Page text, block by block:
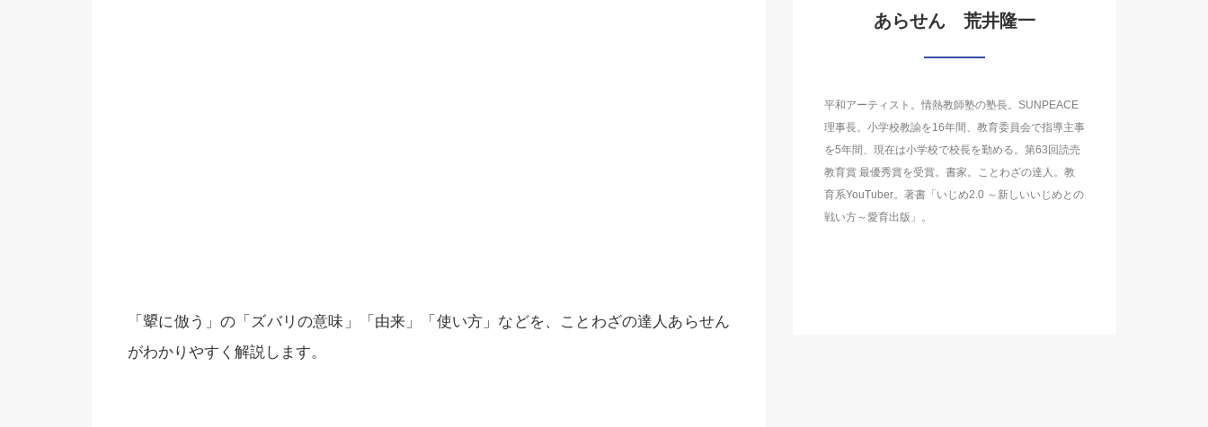
「顰に倣う」の「ズバリの意味」「由来」「使い方」などを、ことわざの達人あらせん
がわかりやすく解説します。
あらせん 荒井隆一
平和アーティスト。情熱教師塾の塾長。SUNPEACE
理事長。小学校教諭を16年間、教育委員会で指導主事
を5年間、現在は小学校で校長を勤める。第63回読売
教育賞 最優秀賞を受賞。書家。ことわざの達人。教
育系YouTuber。著書「いじめ2.0 ～新しいいじめとの
戦い方～愛育出版」。